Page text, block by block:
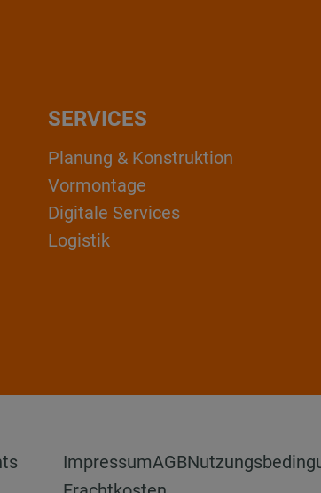
SERVICES
Planung & Konstruktion
Vormontage
Digitale Services
Logistik
ImpressumAGB